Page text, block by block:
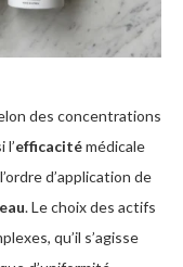
des concentrations
efficacitémédicale
d’application de
. Le choix des actifs
qu’il s’agisse